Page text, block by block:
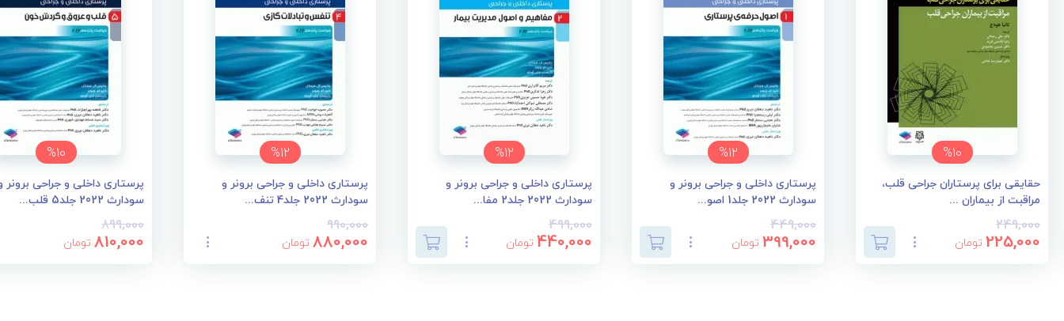
%10
حقایقی برای پرستاران جراحی قلب،
مراقبت از بیماران ...
249,000
225,000 تومان
%12
پرستاری داخلی و جراحی برونر و
سودارث 2022 جلد1 اصو...
449,000
399,000 تومان
%12
پرستاری داخلی و جراحی برونر و
سودارث 2022 جلد2 مفا...
499,000
440,000 تومان
%12
پرستاری داخلی و جراحی برونر و
سودارث 2022 جلد4 تنف...
990,000
880,000 تومان
%10
پرستاری داخلی و جراحی برونر
سودارث 2022 جلد5 قلب...
899,000
810,000 تومان